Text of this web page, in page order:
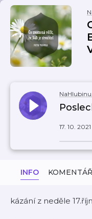
17. 10. 2021
INFO
kázání z neděle